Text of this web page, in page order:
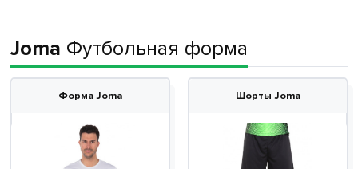
Joma Футбольная форма
Форма Joma Шорты Joma